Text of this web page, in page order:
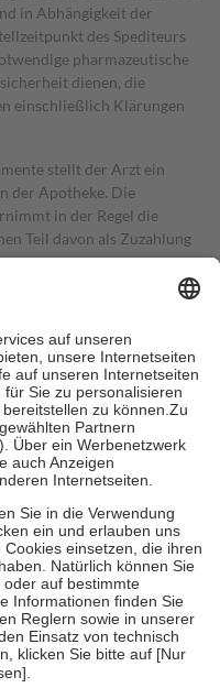
in Abhängigkeit der
des Spediteurs
pharmazeutische
dienen, die
einschließlich Klärungen
stellt der Arzt ein
der Apotheke. Die
in der Regel die
Teil davon als Zuzahlung
in Höhe von zehn
mehr als die tatsächlichen
für Online-Apotheken.
beträgt die
zehn Euro je
ihre eigene Gesundheit zu
Familie zu unterstützen,
18. Lebensjahr
die von der